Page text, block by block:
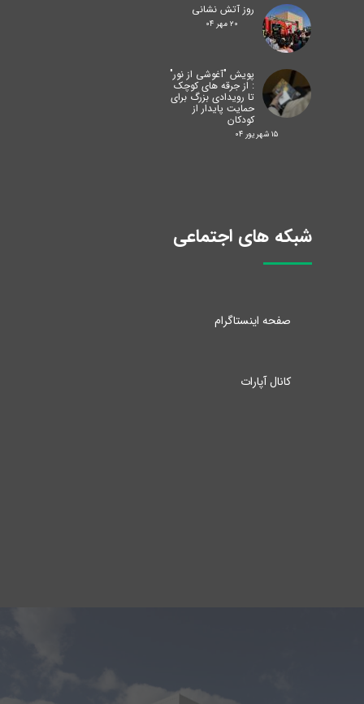
روز آتش نشانی
۲۰ مهر ۰۴
پویش "آغوشی از نور"
: از جرقه های کوچک
تا رویدادی بزرگ برای
حمایت پایدار از
کودکان
۱۵ شهریور ۰۴
شبکه های اجتماعی
صفحه اینستاگرام
کانال آپارات